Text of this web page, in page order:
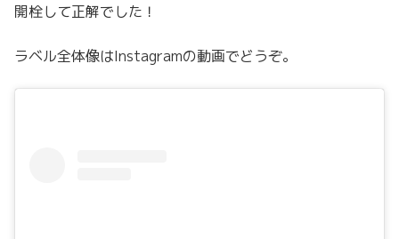
開栓して正解でした！
ラベル全体像はInstagramの動画でどうぞ。